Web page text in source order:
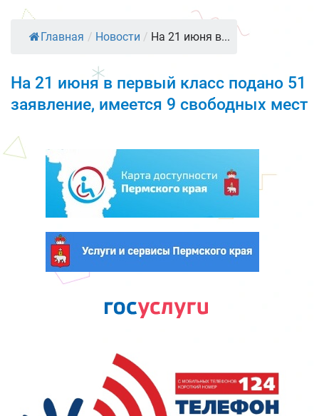
Главная / Новости / На 21 июня в...
На 21 июня в первый класс подано 51
заявление, имеется 9 свободных мест